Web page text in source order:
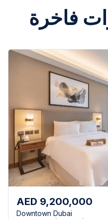
فاخرة
AED 9,200,000
Downtown Dubai